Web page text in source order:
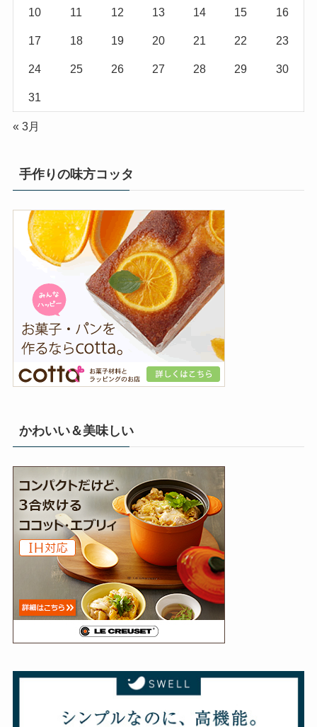
10 11 12 13 14 15 16
17 18 19 20 21 22 23
24 25 26 27 28 29 30
31
« 3月
手作りの味方コッタ
かわいい＆美味しい